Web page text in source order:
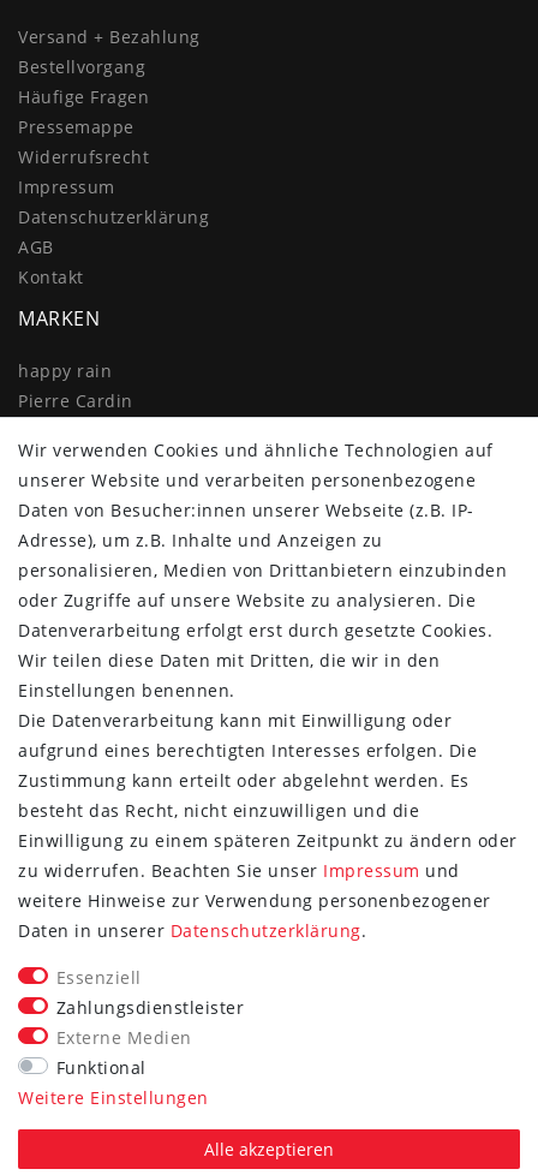
Versand + Bezahlung
Bestellvorgang
Häufige Fragen
Pressemappe
Widerrufs­recht
Impressum
Daten­schutz­erklärung
AGB
Kontakt
MARKEN
happy rain
Pierre Cardin
Doppler
Resckodd
Dernier
Esprit
FOLGE SIE UNS
Vertrag widerrufen
*Alle Preise inkl. gesetzlicher MwSt. zzgl. Versand.
Die durchgestrichenen Preise entsprechen dem UVP des
Wir verwenden Cookies und ähnliche Technologien auf
unserer Website und verarbeiten personenbezogene
Daten von Besucher:innen unserer Webseite (z.B. IP-
Adresse), um z.B. Inhalte und Anzeigen zu
personalisieren, Medien von Drittanbietern einzubinden
oder Zugriffe auf unsere Website zu analysieren. Die
Datenverarbeitung erfolgt erst durch gesetzte Cookies.
Wir teilen diese Daten mit Dritten, die wir in den
Einstellungen benennen.
Die Datenverarbeitung kann mit Einwilligung oder
aufgrund eines berechtigten Interesses erfolgen. Die
Zustimmung kann erteilt oder abgelehnt werden. Es
besteht das Recht, nicht einzuwilligen und die
Einwilligung zu einem späteren Zeitpunkt zu ändern oder
zu widerrufen. Beachten Sie unser Impressum und
weitere Hinweise zur Verwendung personenbezogener
Daten in unserer Daten­schutz­erklärung.
Essenziell
Zahlungsdienstleister
Externe Medien
Funktional
Weitere Einstellungen
Alle akzeptieren